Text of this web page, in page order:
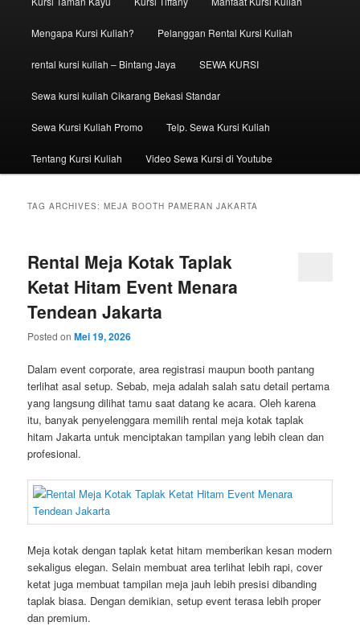
Mengapa Kursi Kuliah? Pelanggan Rental Kursi Kuliah
rental kursi kuliah – Bintang Jaya SEWA KURSI
Sewa kursi kuliah Cikarang Bekasi Standar
Sewa Kursi Kuliah Promo Telp. Sewa Kursi Kuliah
Tentang Kursi Kuliah Video Sewa Kursi di Youtube
TAG ARCHIVES:MEJA BOOTH PAMERAN JAKARTA
Rental Meja Kotak Taplak
Ketat Hitam Event Menara
Tendean Jakarta
Posted onMei 19, 2026
Dalam event corporate, area registrasi maupun booth pantang
terlihat asal setup. Sebab, meja adalah salah satu detail pertama
yang langsung dilihat tamu saat datang ke acara. Oleh karena
itu, banyak penyelenggara memilih rental meja kotak taplak
hitam Jakarta untuk menciptakan tampilan yang lebih clean dan
profesional.
Meja kotak dengan taplak ketat hitam memberikan kesan modern
sekaligus elegan. Selain membuat area terlihat lebih rapi, cover
ketat juga membuat tampilan meja jauh lebih presisi dibanding
taplak biasa. Dengan demikian, setup event terasa lebih proper
dan premium.